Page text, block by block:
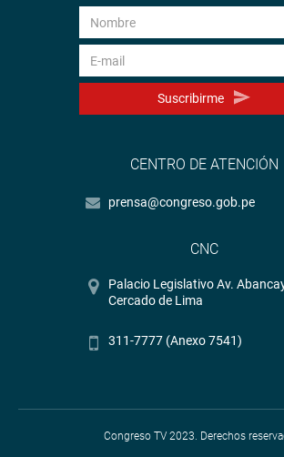
Suscribirme
CENTRO DE ATENCIÓN
prensa@congreso.gob.pe
CNC
Palacio Legislativo Av.
Cercado de Lima
311-7777 (Anexo 7541)
Congreso TV 2023. Derechos